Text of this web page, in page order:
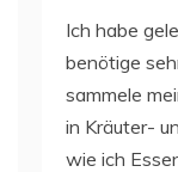
Ich habe
benötige
sammele
in Kräuter-
wie ich